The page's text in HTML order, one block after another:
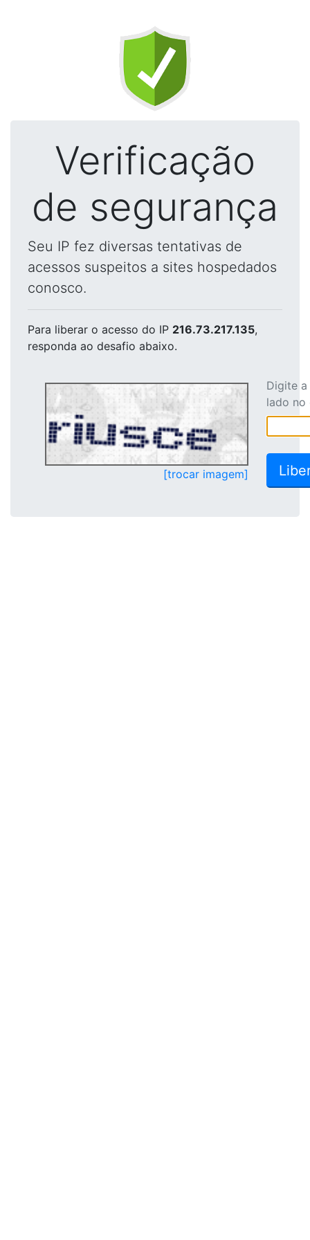
Verificação
de segurança
Seu IP fez diversas tentativas de
acessos suspeitos a sites hospedados
conosco.
Para liberar o acesso do IP 216.73.217.135,
responda ao desafio abaixo.
[trocar imagem]
Digite
lado no